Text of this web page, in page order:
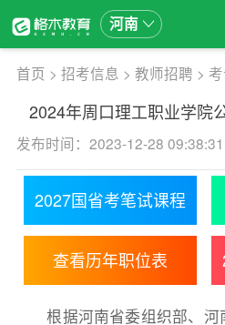
河南
首页 > 招考信息 > 教师招聘 >
2024年周口理工职业学院
发布时间：2023-12-28 09:38:31
2027国省考笔试课程
查看历年职位表
根据河南省委组织部、